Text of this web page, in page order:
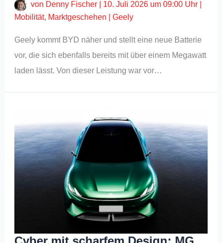
von Denny Fischer 10. Juli 2026 um 09:00 Uhr
Mobilität, Marktgeschehen |Geely
Geely kommt BYD näher und stellt eine neue Batterie
vor, die sich ebenfalls bereits mit über einem Megawatt
laden lässt. Von dieser Leistung war vor…